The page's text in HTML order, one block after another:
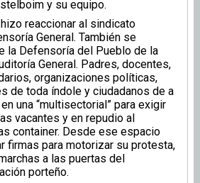
y su equipo.
reaccionar al sindicato
General. También se
la Defensoría del Pueblo de la
General. Padres, docentes,
organizaciones políticas,
de toda índole y ciudadanos de a
una “multisectorial” para exigir
vacantes y en repudio al
container. Desde ese espacio
firmas para motorizar su protesta,
a las puertas del
porteño.